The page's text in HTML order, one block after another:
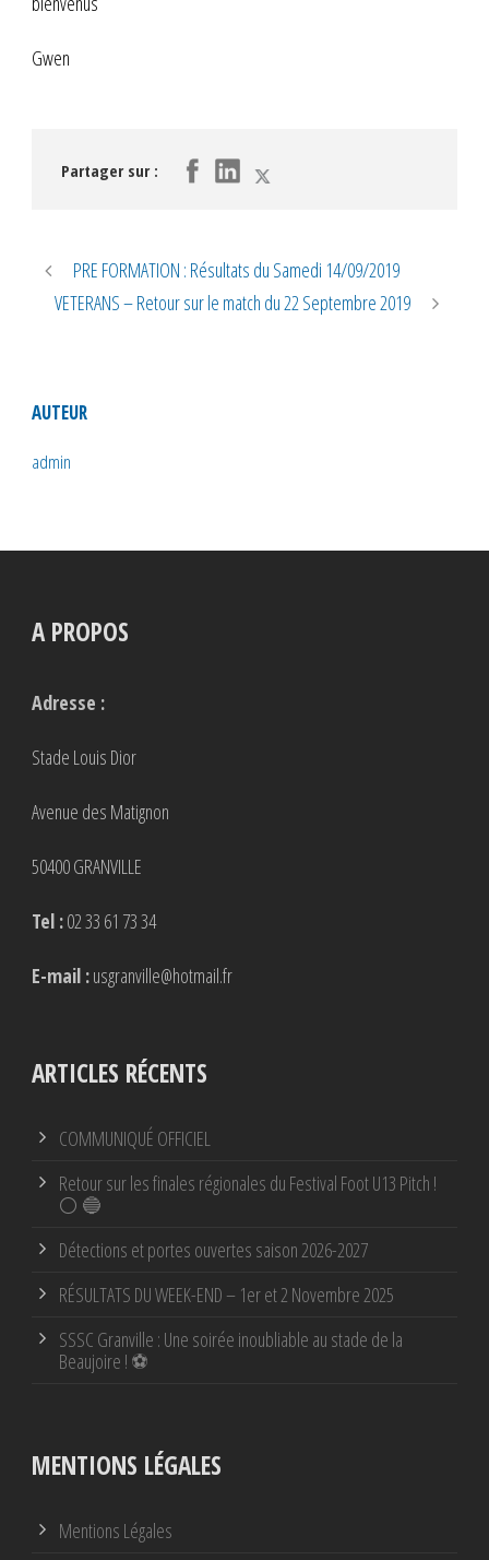
Gwen
Partager sur :
PRE FORMATION : Résultats du Samedi 14/09/2019
VETERANS – Retour sur le match du 22 Septembre 2019
AUTEUR
admin
A PROPOS
Adresse :
Stade Louis Dior
Avenue des Matignon
50400 GRANVILLE
Tel :02 33 61 73 34
E-mail :usgranville@hotmail.fr
ARTICLES RÉCENTS
COMMUNIQUÉ OFFICIEL
Retour sur les finales régionales du Festival Foot U13 Pitch !
⚪ 🔵
Détections et portes ouvertes saison 2026-2027
RÉSULTATS DU WEEK-END – 1er et 2 Novembre 2025
SSSC Granville : Une soirée inoubliable au stade de la
Beaujoire ! ⚽
MENTIONS LÉGALES
Mentions Légales